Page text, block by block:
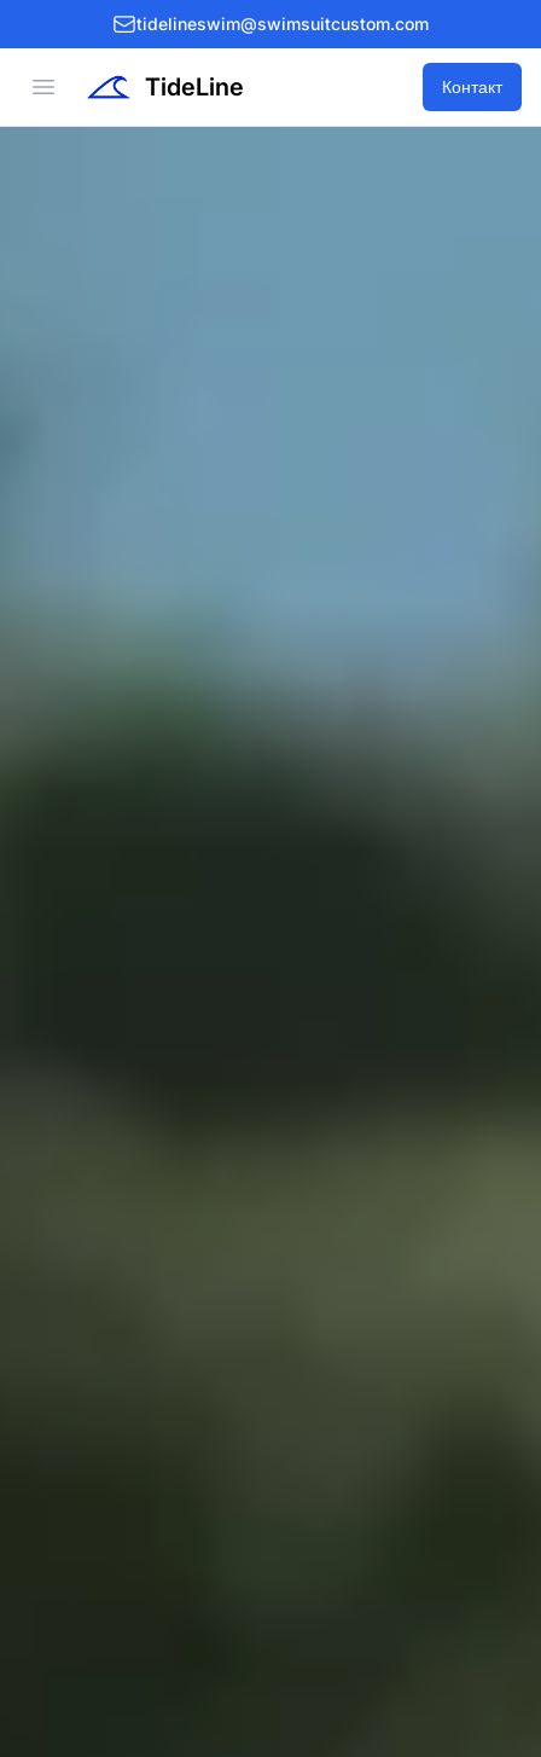
tidelineswim@swimsuitcustom.com
Open menu TideLine Контакт